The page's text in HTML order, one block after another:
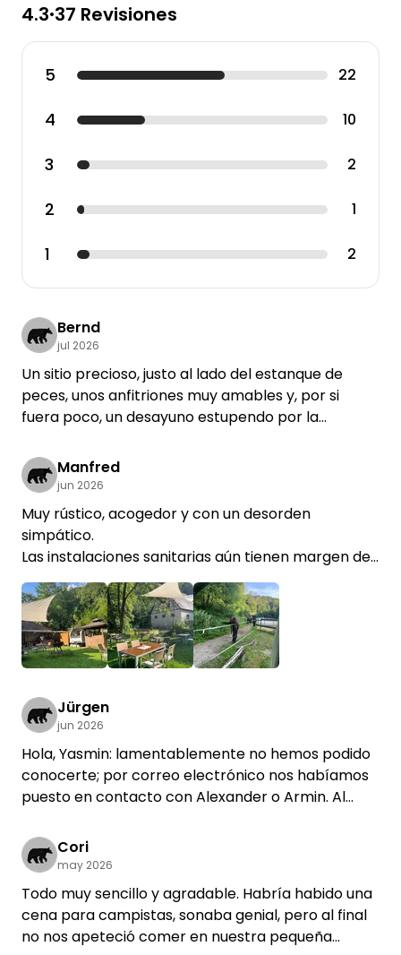
4.3•37 Revisiones
5 22
4 10
3 2
2 1
1 2
Bernd
jul 2026
Un sitio precioso, justo al lado del estanque de
peces, unos anfitriones muy amables y, por si
fuera poco, un desayuno estupendo por la
volvamos a la zona.
Manfred
jun 2026
Muy rústico, acogedor y con un desorden
simpático.
Las instalaciones sanitarias aún tienen margen de
mejora, pero la terraza es sencillamente
maravillosa; la comida, aunque la carta es
reducida, estaba fresca, deliciosa y preparada con
mucho cariño.
Jürgen
jun 2026
Hola, Yasmin: lamentablemente no hemos podido
conocerte; por correo electrónico nos habíamos
puesto en contacto con Alexander o Armin. Al
localizar a nadie por teléfono. A última hora de la
tarde, un hombre nos informó de que se había
producido un cambio de propietario. Por las fotos
de Internet, esperábamos algo mejor.
Cori
may 2026
Todo muy sencillo y agradable. Habría habido una
cena para campistas, sonaba genial, pero al final
no nos apeteció comer en nuestra pequeña